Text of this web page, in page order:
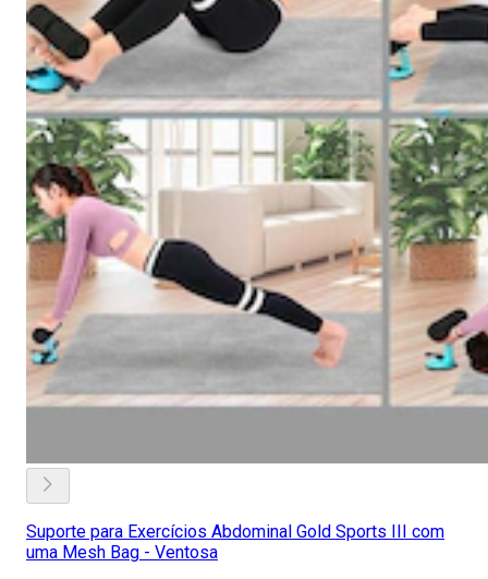
Suporte para Exercícios Abdominal Gold Sports III com
uma Mesh Bag - Ventosa